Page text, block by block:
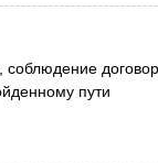
пути